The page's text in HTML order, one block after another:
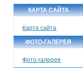
КАРТА САЙТА
Карта сайта
ФОТО-ГАЛЕРЕЯ
Фото-галерея